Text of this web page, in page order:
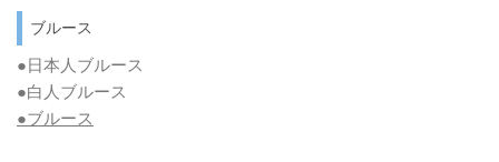
ブルース
●日本人ブルース
●白人ブルース
●ブルース